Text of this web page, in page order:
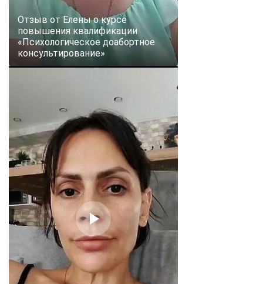
Отзыв от Елены о курсе
повышения квалификации
«Психологическое доабортное
консультирование»